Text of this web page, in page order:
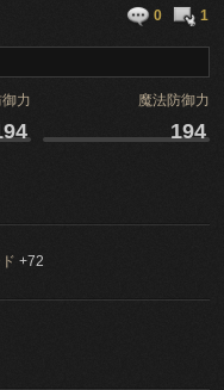
0 1
力 魔法防御力
194
+72